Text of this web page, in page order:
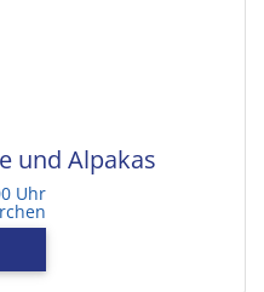
und Alpakas
Uhr